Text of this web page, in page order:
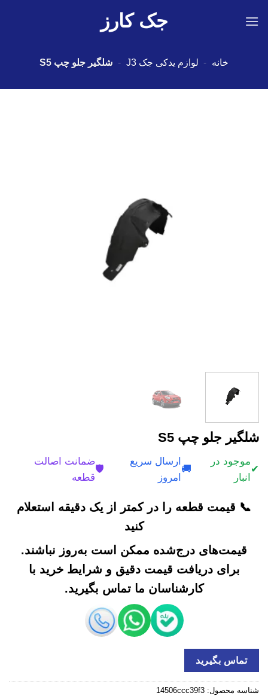
جک کارز
خانه - لوازم یدکی جک J3 - شلگیر جلو چپ S5
شلگیر جلو چپ S5
✔
موجود در
انبار
🚚
ارسال سریع
امروز
🛡️
ضمانت اصالت
قطعه
📞 قیمت قطعه را در کمتر از یک دقیقه استعلام
کنید
قیمت‌های درج‌شده ممکن است به‌روز نباشند.
برای دریافت قیمت دقیق و شرایط خرید با
کارشناسان ما تماس بگیرید.
تماس بگیرید
شناسه محصول: 14506ccc39f3